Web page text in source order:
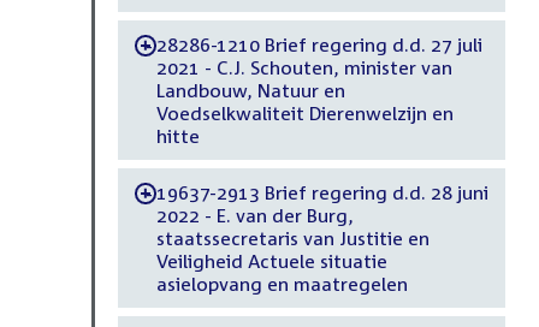
-28286-1210 Brief regering d.d. 27 juli
2021 - C.J. Schouten, minister van
Landbouw, Natuur en
Voedselkwaliteit Dierenwelzijn en
hitte
-19637-2913 Brief regering d.d. 28 juni
2022 - E. van der Burg,
staatssecretaris van Justitie en
Veiligheid Actuele situatie
asielopvang en maatregelen